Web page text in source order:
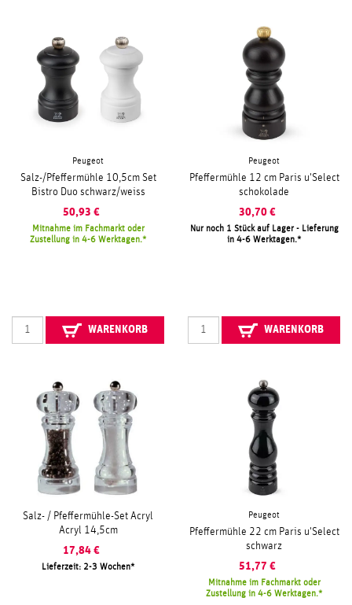
Peugeot
Salz-/Pfeffermühle 10,5cm Set
Bistro Duo schwarz/weiss
50,93 €
Mitnahme im Fachmarkt oder
Zustellung in 4-6 Werktagen.
WARENKORB
Peugeot
Pfeffermühle 12 cm Paris u'Select
schokolade
30,70 €
Nur noch 1 Stück auf Lager - Lieferung
in 4-6 Werktagen.
WARENKORB
Salz- / Pfeffermühle-Set Acryl
Acryl 14,5cm
17,84 €
Lieferzeit: 2-3 Wochen
Peugeot
Pfeffermühle 22 cm Paris u'Select
schwarz
51,77 €
Mitnahme im Fachmarkt oder
Zustellung in 4-6 Werktagen.